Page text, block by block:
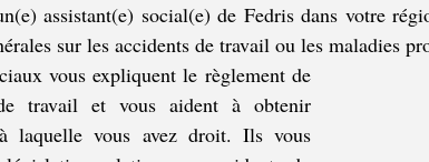
sur les accidents de travail ou les maladies
vous expliquent le règlement de
travail et vous aident à obtenir
laquelle vous avez droit. Ils vous